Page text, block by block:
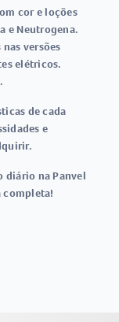
cor e loções
e Neutrogena.
versões
elétricos.
de cada
e
diário na Panvel
completa!